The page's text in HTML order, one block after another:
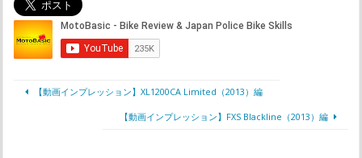
【動画インプレッション】XL1200CA Limited（2013）編
【動画インプレッション】FXS Blackline（2013）編